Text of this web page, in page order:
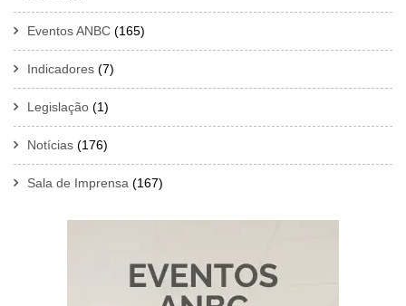
Eventos ANBC (165)
Indicadores (7)
Legislação (1)
Notícias (176)
Sala de Imprensa (167)